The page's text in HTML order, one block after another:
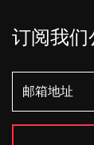
订阅我